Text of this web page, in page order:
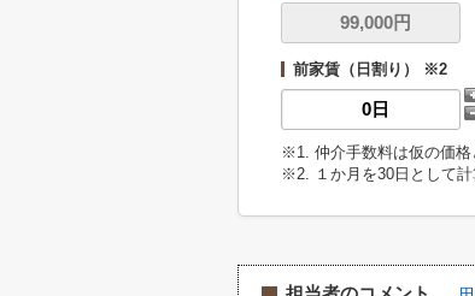
前家賃（日割り） ※2
※1. 仲介手数料は仮の価格
※2. １か月を30日として計